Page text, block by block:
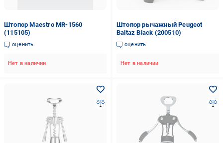
Штопор Maestro MR-1560
(115105)
оценить
Нет в наличии
Штопор рычажный Peugeot
Baltaz Black (200510)
оценить
Нет в наличии